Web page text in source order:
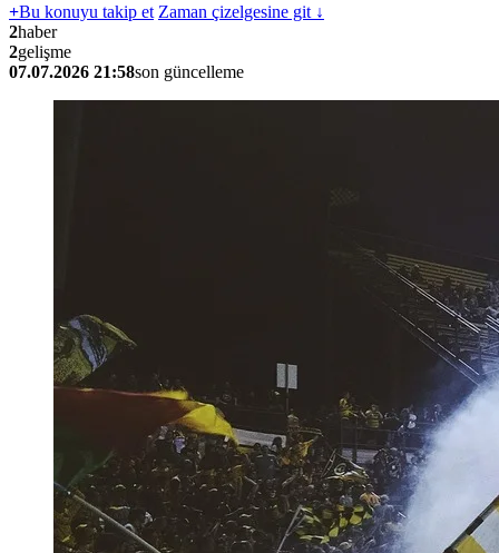
+Bu konuyu takip et Zaman çizelgesine git ↓
2haber
2gelişme
07.07.2026 21:58son güncelleme